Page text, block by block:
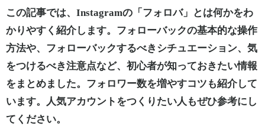
この記事では、Instagramの「フォロバ」とは何かをわ
かりやすく紹介します。フォローバックの基本的な操作
方法や、フォローバックするべきシチュエーション、気
をつけるべき注意点など、初心者が知っておきたい情報
をまとめました。フォロワー数を増やすコツも紹介して
います。人気アカウントをつくりたい人もぜひ参考にし
てください。